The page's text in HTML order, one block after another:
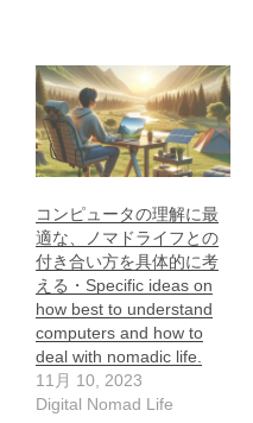
コンピュータの理解に最
適な、ノマドライフとの
付き合い方を具体的に考
える・Specific ideas on
how best to understand
computers and how to
deal with nomadic life.
11月 10, 2023
Digital Nomad Life